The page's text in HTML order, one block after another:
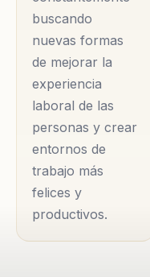
buscando
nuevas formas
de mejorar la
experiencia
laboral de las
personas y crear
entornos de
trabajo más
felices y
productivos.